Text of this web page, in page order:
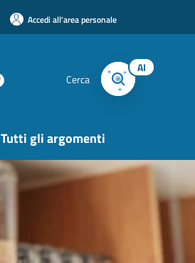
Accedi all'area personale
Cerca
AI
Tutti gli argomenti